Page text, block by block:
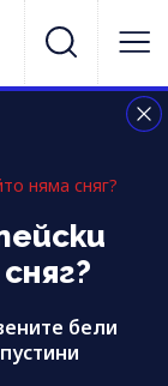
няма сняг?
бели